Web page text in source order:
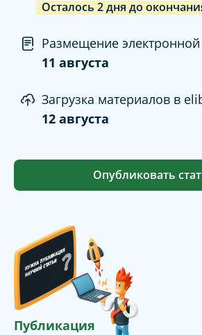
Осталось 2дня до
Размещение
11 августа
Загрузка материалов в
12 августа
Опубликовать
Публикация